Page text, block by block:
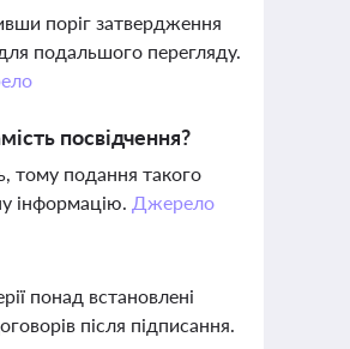
поріг затвердження
подальшого перегляду.
посвідчення?
тому подання такого
інформацію. Джерело
понад встановлені
після підписання.